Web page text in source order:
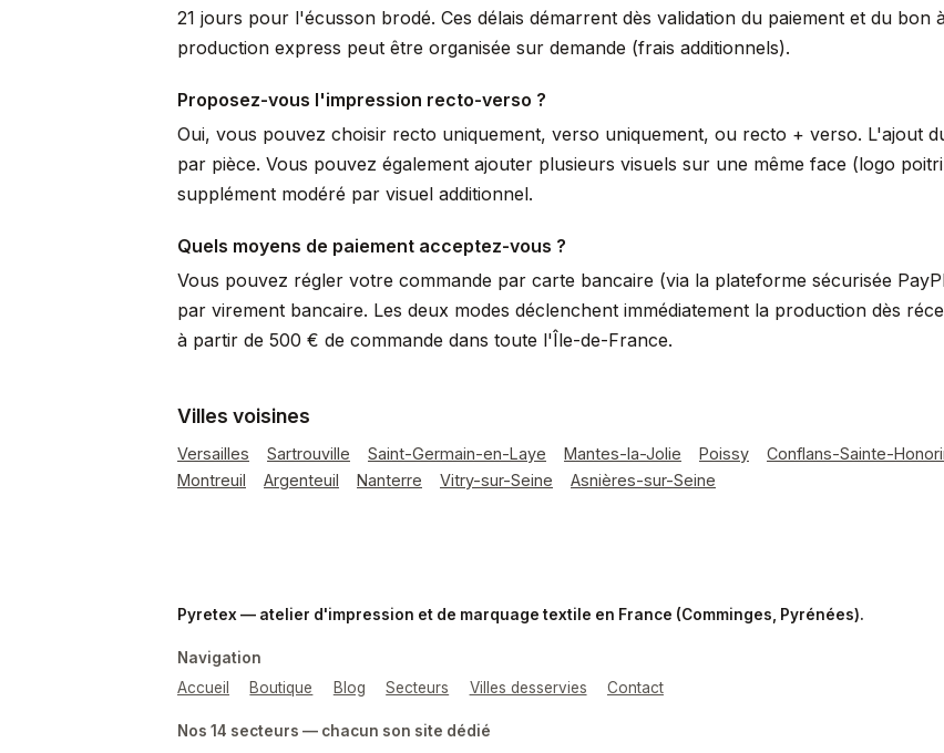
21 jours pour l'écusson brodé. Ces délais démarrent dès validation du paiement et du bon
production express peut être organisée sur demande (frais additionnels).
Proposez-vous l'impression recto-verso ?
Oui, vous pouvez choisir recto uniquement, verso uniquement, ou recto + verso. L'ajout
par pièce. Vous pouvez également ajouter plusieurs visuels sur une même face (logo
supplément modéré par visuel additionnel.
Quels moyens de paiement acceptez-vous ?
Vous pouvez régler votre commande par carte bancaire (via la plateforme sécurisée
par virement bancaire. Les deux modes déclenchent immédiatement la production dès
à partir de 500 € de commande dans toute l'Île-de-France.
Villes voisines
Versailles Sartrouville Saint-Germain-en-Laye Mantes-la-Jolie Poissy Conflans-Sainte-
Montreuil
Argenteuil Nanterre Vitry-sur-Seine Asnières-sur-Seine
Pyretex — atelier d'impression et de marquage textile en France (Comminges, Pyrénées).
Navigation
Accueil
Boutique Blog Secteurs Villes desservies Contact
Nos 14 secteurs — chacun son site dédié